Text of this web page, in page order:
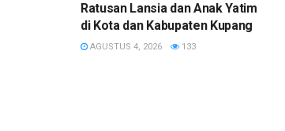
Ratusan Lansia dan Anak Yatim
di Kota dan Kabupaten Kupang
AGUSTUS 4, 2026 133